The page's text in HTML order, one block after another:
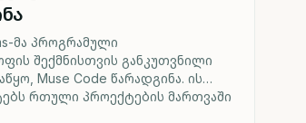
მა პროგრამული
შექმნისთვის განკუთვნილი
Muse Code წარადგინა. ის
რთული პროექტების მართვაში